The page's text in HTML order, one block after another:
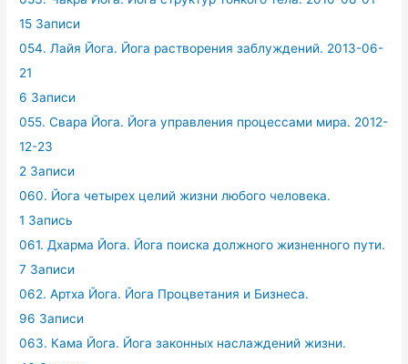
15 Записи
054. Лайя Йога. Йога растворения заблуждений. 2013-06-
21
6 Записи
055. Свара Йога. Йога управления процессами мира. 2012-
12-23
2 Записи
060. Йога четырех целий жизни любого человека.
1 Запись
061. Дхарма Йога. Йога поиска должного жизненного пути.
7 Записи
062. Артха Йога. Йога Процветания и Бизнеса.
96 Записи
063. Кама Йога. Йога законных наслаждений жизни.